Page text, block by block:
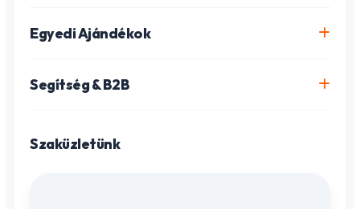
Igazolványkép készítés
Egyedi Ajándékok
Gravírozott ajándékok
Segítség & B2B
Szaküzletünk